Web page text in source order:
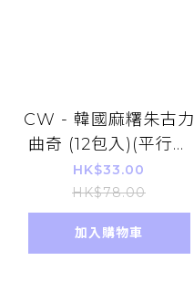
CW - 韓國麻糬朱古力
曲奇 (12包入)(平行進
口)
HK$33.00
HK$78.00
加入購物車